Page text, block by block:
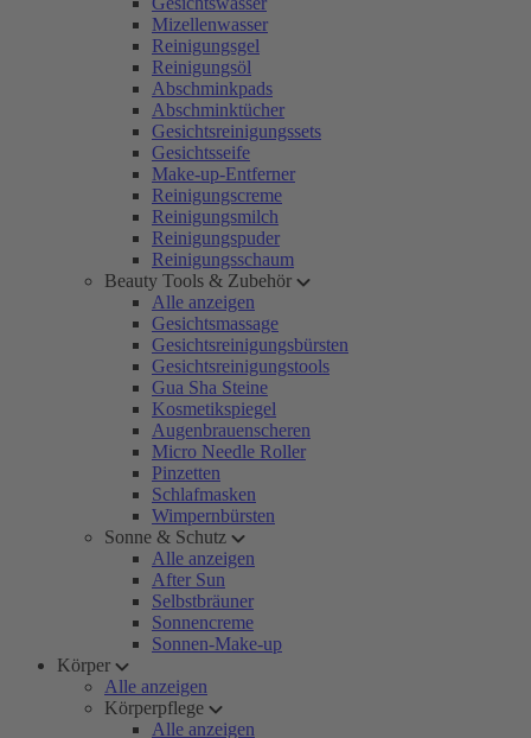
Mizellenwasser
Reinigungsgel
Reinigungsöl
Abschminkpads
Abschminktücher
Gesichtsreinigungssets
Gesichtsseife
Make-up-Entferner
Reinigungscreme
Reinigungsmilch
Reinigungspuder
Reinigungsschaum
Beauty Tools & Zubehör
Alle anzeigen
Gesichtsmassage
Gesichtsreinigungsbürsten
Gesichtsreinigungstools
Gua Sha Steine
Kosmetikspiegel
Augenbrauenscheren
Micro Needle Roller
Pinzetten
Schlafmasken
Wimpernbürsten
Sonne & Schutz
Alle anzeigen
After Sun
Selbstbräuner
Sonnencreme
Sonnen-Make-up
Körper
Alle anzeigen
Körperpflege
Alle anzeigen